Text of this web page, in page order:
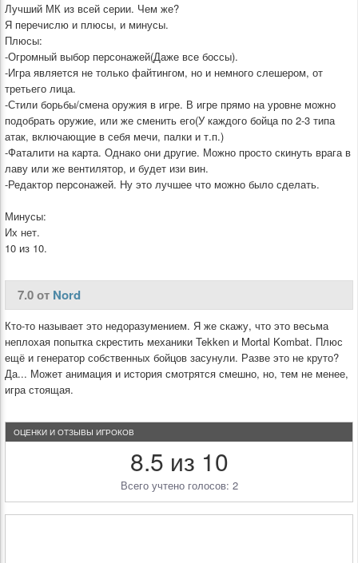
Лучший МК из всей серии. Чем же?
Я перечислю и плюсы, и минусы.
Плюсы:
-Огромный выбор персонажей(Даже все боссы).
-Игра является не только файтингом, но и немного слешером, от
третьего лица.
-Стили борьбы/смена оружия в игре. В игре прямо на уровне можно
подобрать оружие, или же сменить его(У каждого бойца по 2-3 типа
атак, включающие в себя мечи, палки и т.п.)
-Фаталити на карта. Однако они другие. Можно просто скинуть врага в
лаву или же вентилятор, и будет изи вин.
-Редактор персонажей. Ну это лучшее что можно было сделать.
Минусы:
Их нет.
10 из 10.
7.0 от Nord
Кто-то называет это недоразумением. Я же скажу, что это весьма
неплохая попытка скрестить механики Tekken и Mortal Kombat. Плюс
ещё и генератор собственных бойцов засунули. Разве это не круто?
Да... Может анимация и история смотрятся смешно, но, тем не менее,
игра стоящая.
ОЦЕНКИ И ОТЗЫВЫ ИГРОКОВ
8.5 из 10
Всего учтено голосов: 2